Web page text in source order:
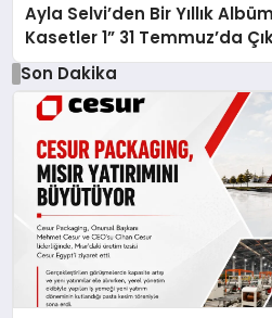
Ayla Selvi’den Bir Yıllık
Kasetler 1” 31 Temmuz’da
Son Dakika